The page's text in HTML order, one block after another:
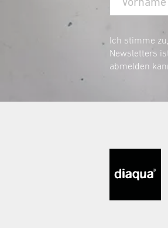
Ich stimme
Newsletters
abmelden